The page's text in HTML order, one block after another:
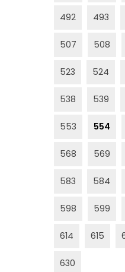
492 493
507 508
523 524
538 539
553 554
568 569
583 584
598 599
614 615
630